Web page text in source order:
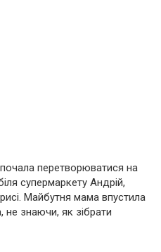
перетворюватися на
супермаркету Андрій,
Майбутня мама впустила
не знаючи, як зібрати